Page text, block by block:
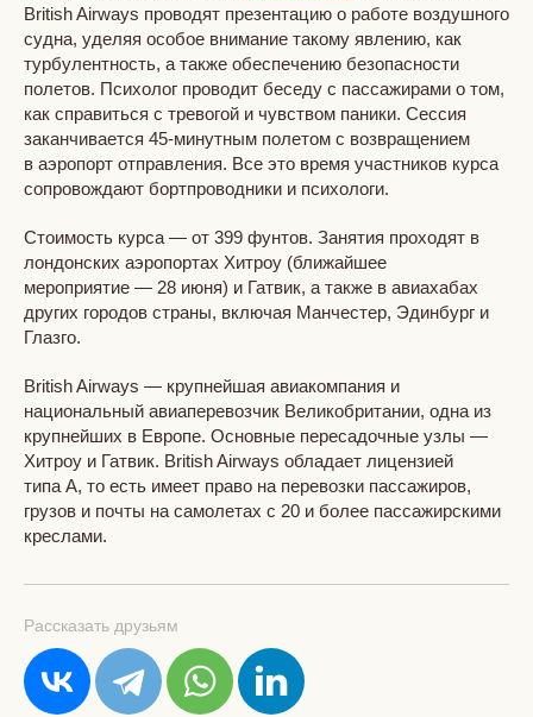
British Airways проводят презентацию о работе воздушного
судна, уделяя особое внимание такому явлению, как
турбулентность, а также обеспечению безопасности
полетов. Психолог проводит беседу с пассажирами о том,
как справиться с тревогой и чувством паники. Сессия
заканчивается 45-минутным полетом с возвращением
в аэропорт отправления. Все это время участников курса
сопровождают бортпроводники и психологи.
Стоимость курса — от 399 фунтов. Занятия проходят в
лондонских аэропортах Хитроу (ближайшее
мероприятие — 28 июня) и Гатвик, а также в авиахабах
других городов страны, включая Манчестер, Эдинбург и
Глазго.
British Airways — крупнейшая авиакомпания и
национальный авиаперевозчик Великобритании, одна из
крупнейших в Европе. Основные пересадочные узлы —
Хитроу и Гатвик. British Airways обладает лицензией
типа А, то есть имеет право на перевозки пассажиров,
грузов и почты на самолетах с 20 и более пассажирскими
креслами.
Рассказать друзьям